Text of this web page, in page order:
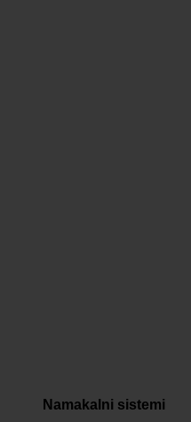
Namakalni sistemi